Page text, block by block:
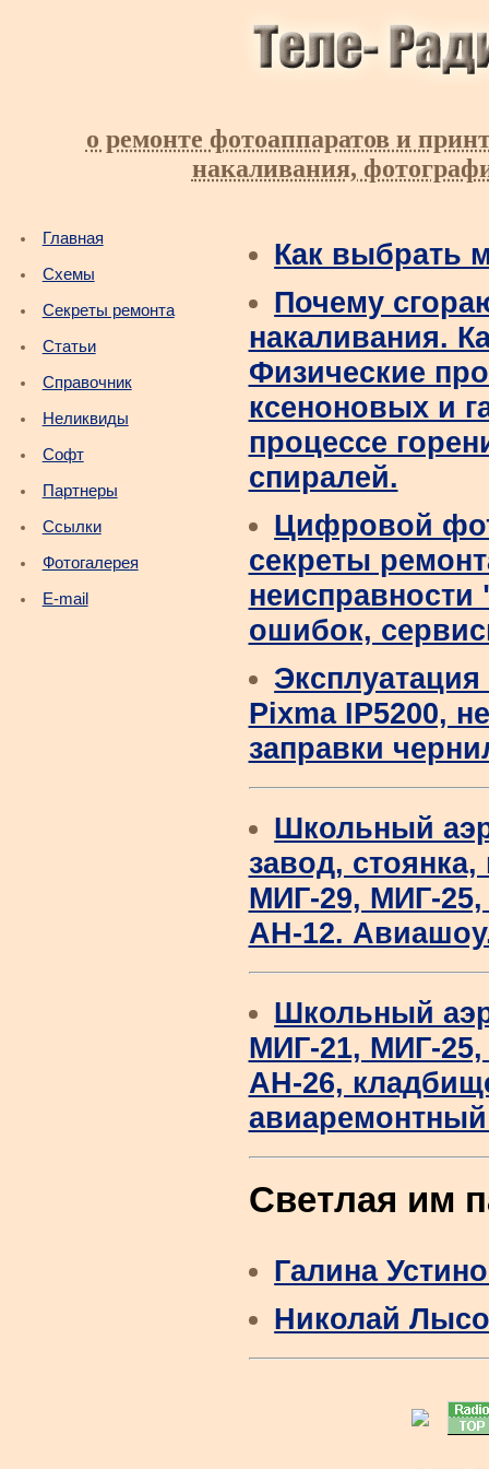
о ремонте фотоаппаратов и
накаливания,
Главная
Схемы
Секреты ремонта
Статьи
Справочник
Неликвиды
Софт
Партнеры
Ссылки
Фотогалерея
E-mail
Как выбрать
Почему
накаливания.
Физические
ксеноновых и
процессе
спиралей.
Цифровой
секреты
ошибок,
Pixma IP5200,
заправки
Школьный
завод,
МИГ-29, МИГ-
АН-12.
Школьный
МИГ-21, МИГ-
АН-26,
Светлая им
Галина
Николай